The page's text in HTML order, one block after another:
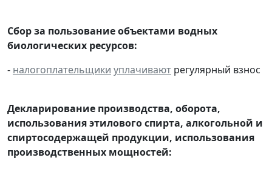
Сбор за пользование объектами водных
биологических ресурсов:
- налогоплательщики уплачивают регулярный взнос
Декларирование производства, оборота,
использования этилового спирта, алкогольной и
спиртосодержащей продукции, использования
производственных мощностей: